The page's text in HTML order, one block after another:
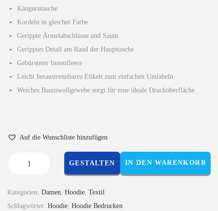
Kängurutasche
Kordeln in gleicher Farbe
Gerippte Ärmelabschlüsse und Saum
Geripptes Detail am Rand der Haupttasche
Gebürsteter Innenfleece
Leicht heraustrennbares Etikett zum einfachen Umlabeln
Weiches Baumwollgewebe sorgt für eine ideale Druckoberfläche
Auf die Wunschliste hinzufügen
IN DEN WARENKORB
GESTALTEN
Kategorien: Damen Hoodie Textil
Schlagwörter: Hoodie Hoodie Bedrucken